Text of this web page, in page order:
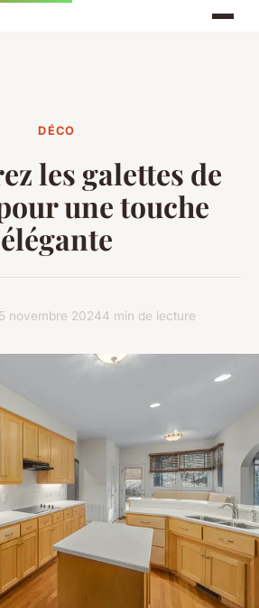
DÉCO
les galettes de
une touche
élégante
5 novembre 20244 min de lecture